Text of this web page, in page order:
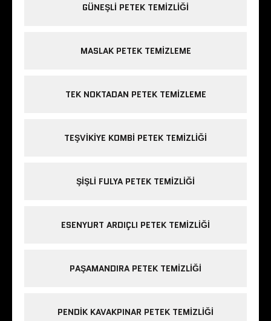
GÜNEŞLI PETEK TEMIZLIĞI
MASLAK PETEK TEMIZLEME
TEK NOKTADAN PETEK TEMIZLEME
TEŞVIKIYE KOMBI PETEK TEMIZLIĞI
ŞIŞLI FULYA PETEK TEMIZLIĞI
ESENYURT ARDIÇLI PETEK TEMIZLIĞI
PAŞAMANDIRA PETEK TEMIZLIĞI
PENDIK KAVAKPINAR PETEK TEMIZLIĞI